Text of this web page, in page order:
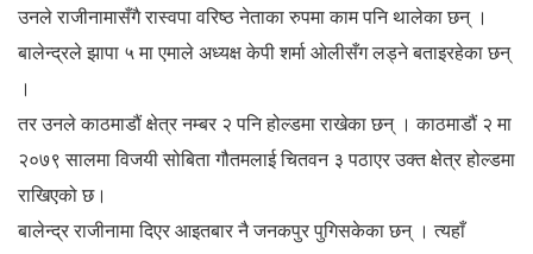
उनले राजीनामासँगै रास्वपा वरिष्ठ नेताका रुपमा काम पनि थालेका छन् ।
बालेन्द्रले झापा ५ मा एमाले अध्यक्ष केपी शर्मा ओलीसँग लड्ने बताइरहेका छन्
।
तर उनले काठमाडौं क्षेत्र नम्बर २ पनि होल्डमा राखेका छन् । काठमाडौं २ मा
२०७९ सालमा विजयी सोबिता गौतमलाई चितवन ३ पठाएर उक्त क्षेत्र होल्डमा
राखिएको छ।
बालेन्द्र राजीनामा दिएर आइतबार नै जनकपुर पुगिसकेका छन् । त्यहाँ